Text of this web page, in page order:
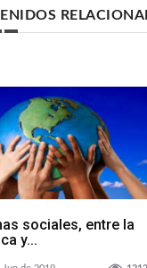
sociales, entre la
y...